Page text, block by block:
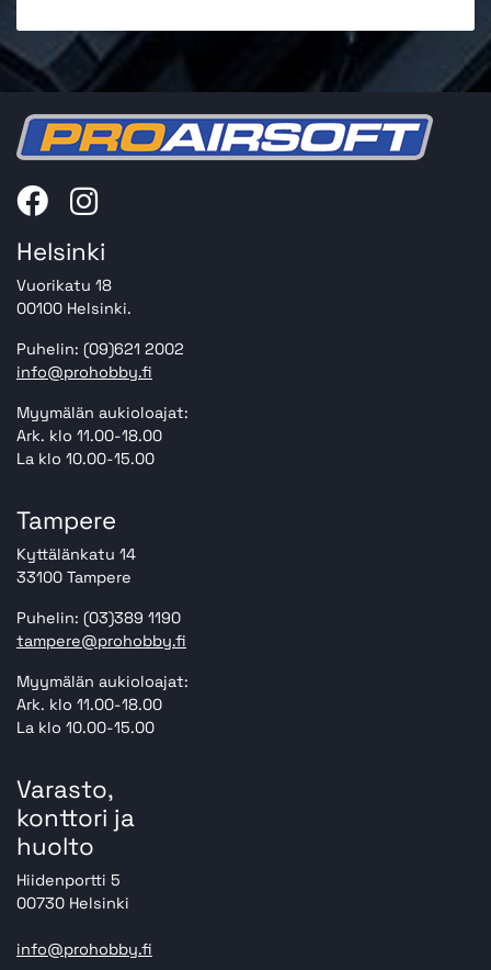
Helsinki
Vuorikatu 18
00100 Helsinki.
Puhelin: (09)621 2002
info@prohobby.fi
Myymälän aukioloajat:
Ark. klo 11.00-18.00
La klo 10.00-15.00
Tampere
Kyttälänkatu 14
33100 Tampere
Puhelin: (03)389 1190
tampere@prohobby.fi
Myymälän aukioloajat:
Ark. klo 11.00-18.00
La klo 10.00-15.00
Varasto,
konttori ja
huolto
Hiidenportti 5
00730 Helsinki
info@prohobby.fi